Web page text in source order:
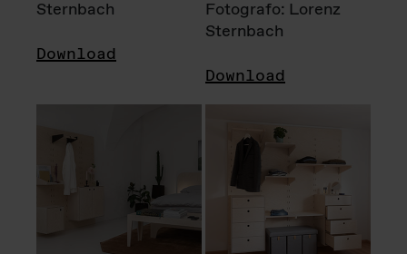
Sternbach
Download
Fotografo: Lorenz
Sternbach
Download